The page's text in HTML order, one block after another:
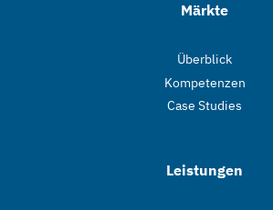
Märkte
Überblick
Kompetenzen
Case Studies
Leistungen